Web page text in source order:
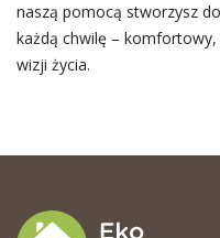
naszą pomocą stworzysz
każdą chwilę –
wizji życia.